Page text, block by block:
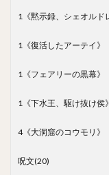
1《黙示録、シェオルド
1《復活したアーテイ》
1《フェアリーの黒幕》
1《下水王、駆け抜け侯》
4《大洞窟のコウモリ》
呪文(20)